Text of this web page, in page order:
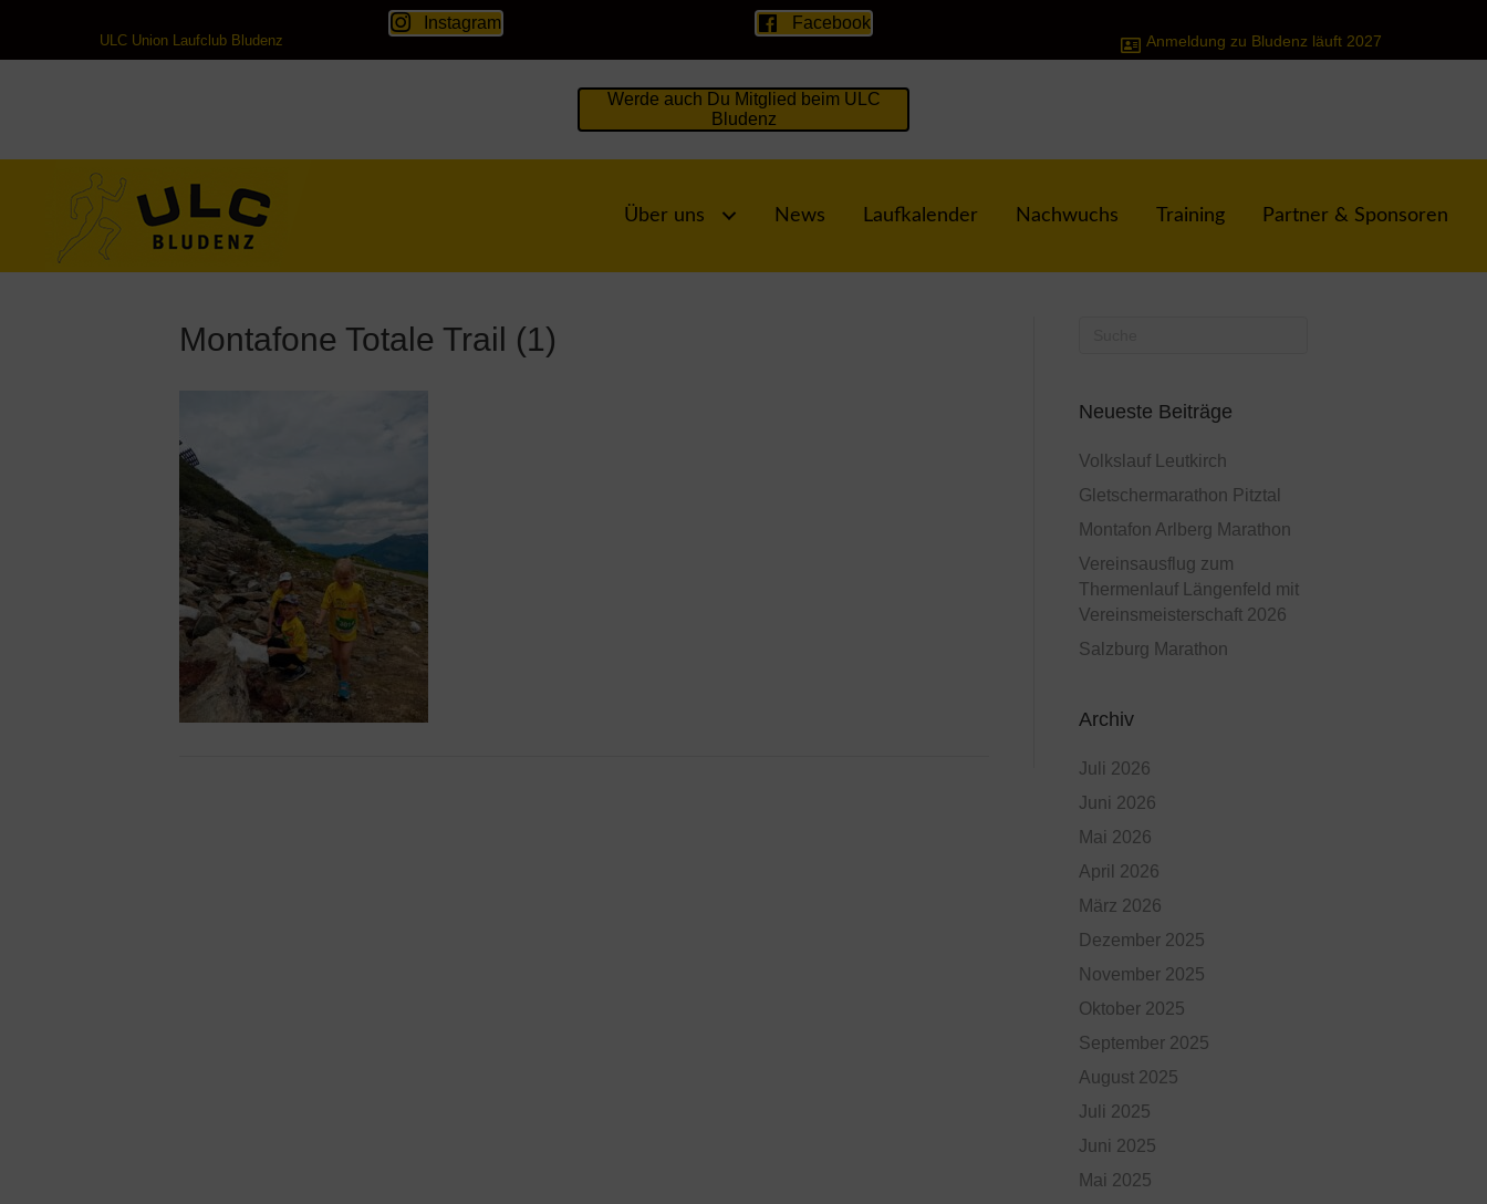
ULC Union Laufclub Bludenz
Instagram Facebook
Anmeldung zu Bludenz läuft 2027
Werde auch Du Mitglied beim ULC
Bludenz
Über uns News Laufkalender Nachwuchs Training Partner & Sponsoren
Montafone Totale Trail (1)
Neueste Beiträge
Volkslauf Leutkirch
Gletschermarathon Pitztal
Montafon Arlberg Marathon
Vereinsausflug zum
Thermenlauf Längenfeld mit
Vereinsmeisterschaft 2026
Salzburg Marathon
Archiv
Juli 2026
Juni 2026
Mai 2026
April 2026
März 2026
Dezember 2025
November 2025
Oktober 2025
September 2025
August 2025
Juli 2025
Juni 2025
Mai 2025